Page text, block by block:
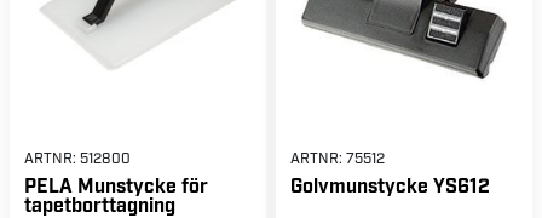
ARTNR: 512800
PELA Munstycke för
tapetborttagning
ARTNR: 75512
Golvmunstycke YS612